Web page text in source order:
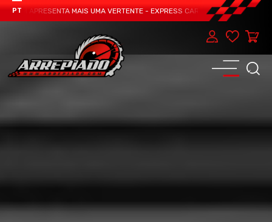
PTAPRESENTA MAIS UMA VERTENTE - EXPRESS CAR SERVICE,